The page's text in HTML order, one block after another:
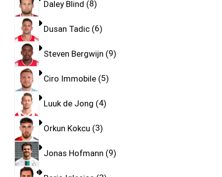
Daley Blind 8
Dusan Tadic 6
Steven Bergwijn 9
Ciro Immobile 5
Luuk de Jong 4
Orkun Kokcu 3
Jonas Hofmann 9